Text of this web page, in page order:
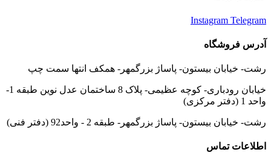
Instagram Telegram
آدرس فروشگاه
رشت- خیابان بیستون- پاساژ بزرگمهر- همکف انتها سمت چپ
خیابان رودباری- کوچه عظیمی- پلاک 8 ساختمان عدل نوین طبقه 1-
واحد 1 (دفتر مرکزی)
رشت- خیابان بیستون- پاساژ بزرگمهر- طبقه 2 - واحد92 (دفتر فنی)
اطلاعات تماس